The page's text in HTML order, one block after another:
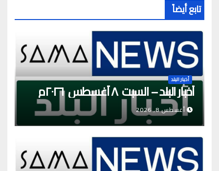
تابع أيضاً
أخبار البلد
أخبار البلد – السبت ٨ أغسطس ٢٠٢٦م
أغسطس 8, 2026